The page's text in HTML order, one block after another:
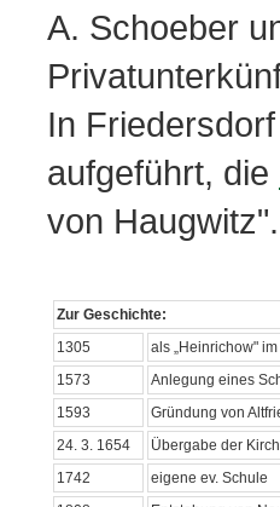
A. Schoeber
In
aufgeführt, die
von Haugwitz".
Zur Geschichte:
1305
als „Heinrichow"
1573
Anlegung eines
1593
Gründung von
24. 3. 1654
Übergabe der
1742
eigene ev. Schule